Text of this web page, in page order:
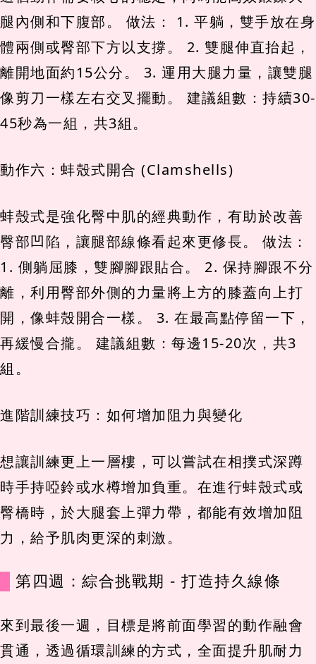
腿內側和下腹部。 做法： 1. 平躺，雙手放在身
體兩側或臀部下方以支撐。 2. 雙腿伸直抬起，
離開地面約15公分。 3. 運用大腿力量，讓雙腿
像剪刀一樣左右交叉擺動。 建議組數：持續30-
45秒為一組，共3組。
動作六：蚌殼式開合 (Clamshells)
蚌殼式是強化臀中肌的經典動作，有助於改善
臀部凹陷，讓腿部線條看起來更修長。 做法：
1. 側躺屈膝，雙腳腳跟貼合。 2. 保持腳跟不分
離，利用臀部外側的力量將上方的膝蓋向上打
開，像蚌殼開合一樣。 3. 在最高點停留一下，
再緩慢合攏。 建議組數：每邊15-20次，共3
組。
進階訓練技巧：如何增加阻力與變化
想讓訓練更上一層樓，可以嘗試在相撲式深蹲
時手持啞鈴或水樽增加負重。在進行蚌殼式或
臀橋時，於大腿套上彈力帶，都能有效增加阻
力，給予肌肉更深的刺激。
第四週：綜合挑戰期 - 打造持久線條
來到最後一週，目標是將前面學習的動作融會
貫通，透過循環訓練的方式，全面提升肌耐力